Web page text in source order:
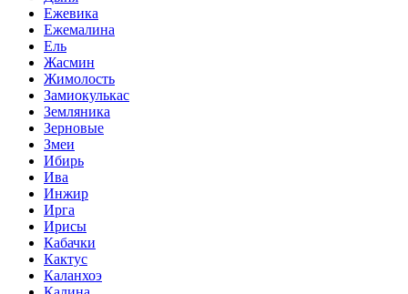
Ежевика
Ежемалина
Ель
Жасмин
Жимолость
Замиокулькас
Земляника
Зерновые
Змеи
Ибирь
Ива
Инжир
Ирга
Ирисы
Кабачки
Кактус
Каланхоэ